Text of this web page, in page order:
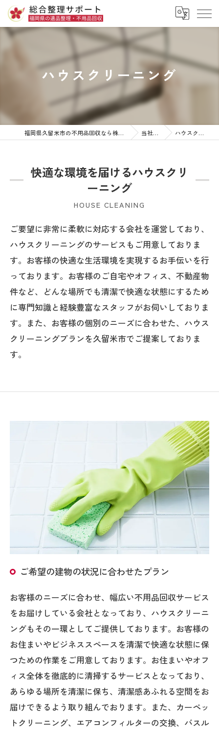
ハウスクリーニング
福岡県久留米市の不用品回収なら株式会社総合整理サポート 当社の特徴 ハウスクリーニング
快適な環境を届けるハウスクリ
ーニング
HOUSE CLEANING
ご要望に非常に柔軟に対応する会社を運営しており、
ハウスクリーニングのサービスもご用意しておりま
す。お客様の快適な生活環境を実現するお手伝いを行
っております。お客様のご自宅やオフィス、不動産物
件など、どんな場所でも清潔で快適な状態にするため
に専門知識と経験豊富なスタッフがお伺いしておりま
す。また、お客様の個別のニーズに合わせた、ハウス
クリーニングプランを久留米市でご提案しておりま
す。
ご希望の建物の状況に合わせたプラン
お客様のニーズに合わせ、幅広い不用品回収サービス
をお届けしている会社となっており、ハウスクリーニ
ングもその一環としてご提供しております。お客様の
お住まいやビジネススペースを清潔で快適な状態に保
つための作業をご用意しております。お住まいやオフ
ィス全体を徹底的に清掃するサービスとなっており、
あらゆる場所を清潔に保ち、清潔感あふれる空間をお
届けできるよう取り組んでおります。また、カーペッ
トクリーニング、エアコンフィルターの交換、バスル